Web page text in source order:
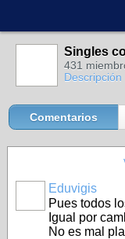
Singles
431
Descripción
Comentarios
Eduvigis
Pues todos
Igual por
No es mal